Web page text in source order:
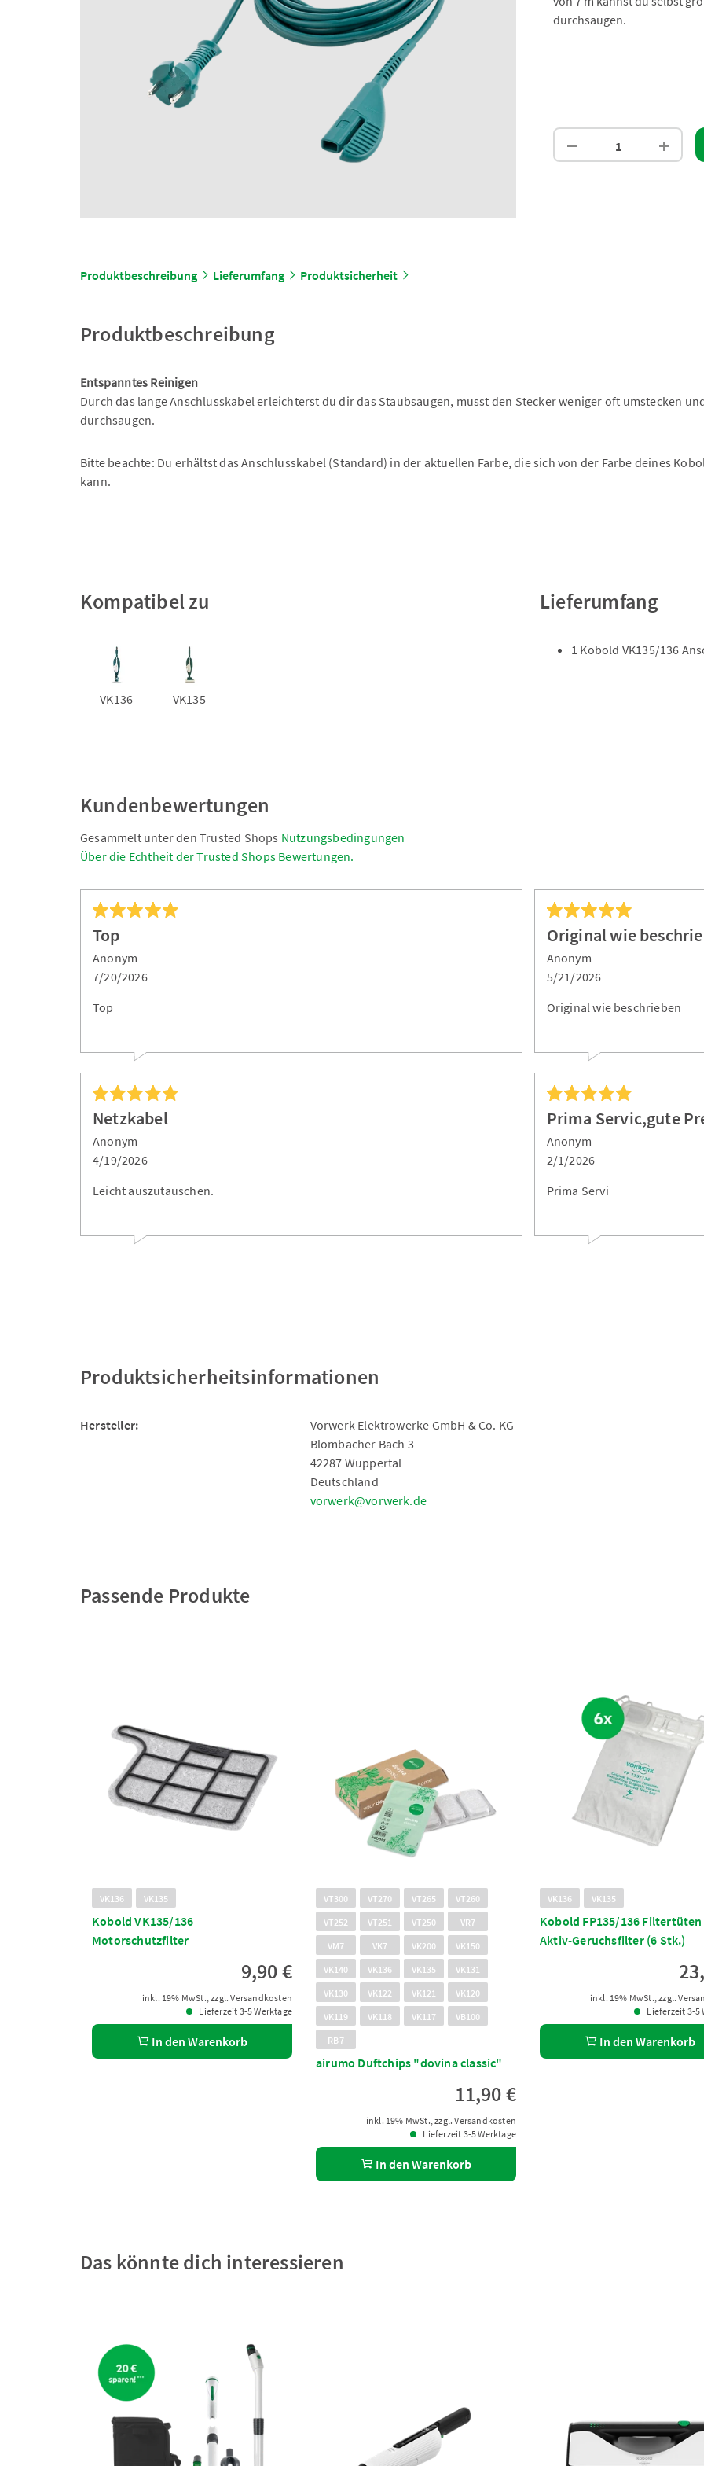
durchsaugen.
Produktbeschreibung Lieferumfang Produktsicherheit
Produktbeschreibung
Entspanntes Reinigen
Durch das lange Anschlusskabel erleichterst du dir das Staubsaugen, musst den Stecker weniger oft umstecken
durchsaugen.
Bitte beachte: Du erhältst das Anschlusskabel (Standard) in der aktuellen Farbe, die sich von der Farbe deines
kann.
Kompatibel zu
VK136 VK135
Lieferumfang
1 Kobold VK135/136
Kundenbewertungen
Gesammelt unter den Trusted Shops Nutzungsbedingungen
Über die Echtheit der Trusted Shops Bewertungen.
Top
Anonym
7/20/2026
Top
Original wie
Anonym
5/21/2026
Original wie beschrieben
Netzkabel
Anonym
4/19/2026
Leicht auszutauschen.
Prima Servic,gute
Anonym
2/1/2026
Prima Servi
Produktsicherheitsinformationen
Hersteller:
Vorwerk Elektrowerke GmbH & Co. KG
Blombacher Bach 3
42287 Wuppertal
Deutschland
vorwerk@vorwerk.de
Passende Produkte
VK136 VK135
Kobold VK135/136
Motorschutzfilter
9,90 €
inkl. 19% MwSt., zzgl. Versandkosten
Lieferzeit 3-5 Werktage
In den Warenkorb
VT300 VT270 VT265
VT260
VT252
VT251 VT250
VR7
VM7
VK7 VK200
VK150
VK140
VK136 VK135
VK131
VK130
VK122 VK121
VK120
VK119
VK118 VK117
VB100
RB7
airumo Duftchips "dovina classic"
11,90 €
inkl. 19% MwSt., zzgl. Versandkosten
Lieferzeit 3-5 Werktage
In den Warenkorb
VK136 VK135
Kobold FP135/136
Aktiv-Geruchsfilter (6 Stk.)
inkl. 19% MwSt., zzgl.
Lieferzeit 3-5
In den Warenkorb
Das könnte dich interessieren